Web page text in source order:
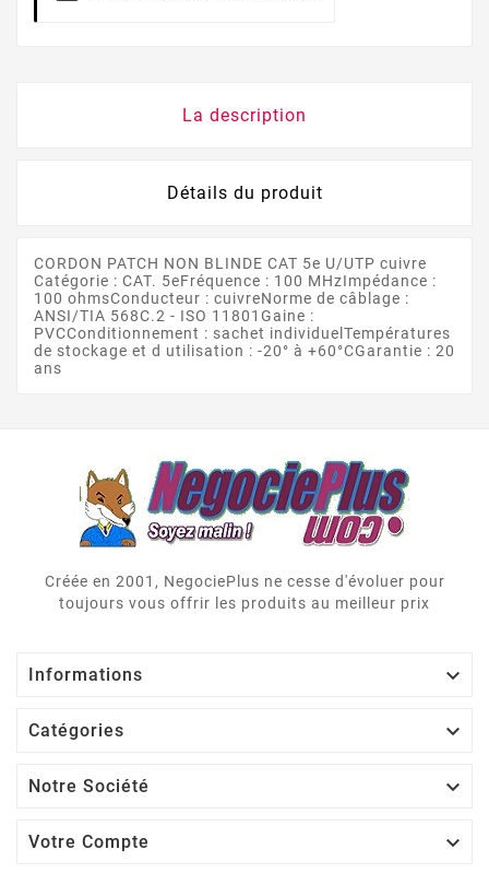
La description
Détails du produit
CORDON PATCH NON BLINDE CAT 5e U/UTP cuivre
Catégorie : CAT. 5eFréquence : 100 MHzImpédance :
100 ohmsConducteur : cuivreNorme de câblage :
ANSI/TIA 568C.2 - ISO 11801Gaine :
PVCConditionnement : sachet individuelTempératures
de stockage et d utilisation : -20° à +60°CGarantie : 20
ans
Créée en 2001, NegociePlus ne cesse d'évoluer pour
toujours vous offrir les produits au meilleur prix
Informations 
Catégories 
Notre Société 
Votre Compte 